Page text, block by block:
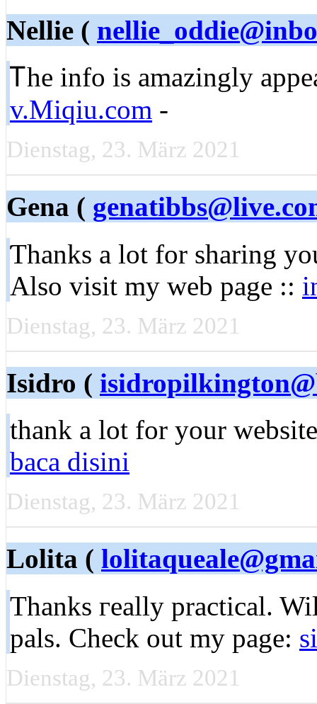
Nellie (
Ꭲhe info is amazingly
v.Miqiu.com -
Dienstag, 23. März 2021
Gena (
Ƭhanks a lot for sharing
Also visit my web page ::
Dienstag, 23. März 2021
Isidro (
thank а lоt for your
baca disini
Dienstag, 23. März 2021
Lolita (
Thanks гeally practical.
pals. Check out my page:
Dienstag, 23. März 2021